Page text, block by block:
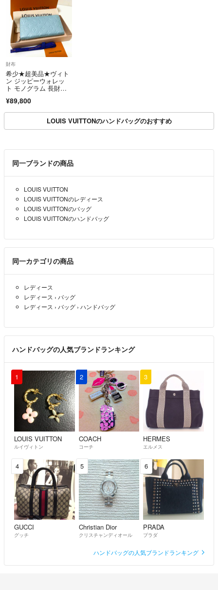
商品の状態など気になる点があれば、お気軽に納得がいくまで何度でも
ご質問、追加写真をリクエスト下さい（比較的に細かい部分まで掲載し
ております）
事実と異なる評価コメントで悪意評価と判断した場合には異議を申し上
げ、情報をもとに厳正な対処をさせて頂きます。
上記をふまえお取引いただけますようお願いいたしますm(_ _)m
財布
希少★超美品★ヴィト
ン ジッピーウォレッ
ト モノグラム 長財
¥89,800
LOUIS VUITTONのハンドバッグのおすすめ
同一ブランドの商品
LOUIS VUITTON
LOUIS VUITTONのレディース
LOUIS VUITTONのバッグ
LOUIS VUITTONのハンドバッグ
同一カテゴリの商品
レディース
レディース › バッグ
レディース › バッグ › ハンドバッグ
ハンドバッグの人気ブランドランキング
1
LOUIS VUITTON
ルイヴィトン
2
COACH
コーチ
3
HERMES
エルメス
4
GUCCI
グッチ
5
Christian Dior
クリスチャンディオール
6
PRADA
プラダ
ハンドバッグの人気ブランドランキング